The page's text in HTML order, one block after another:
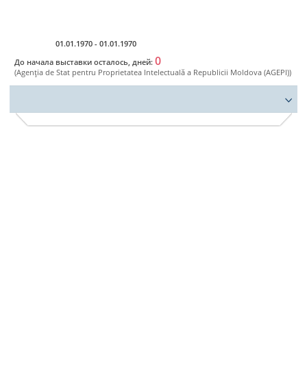
01.01.1970 - 01.01.1970
До начала выставки осталось, дней: 0
(Agenţia de Stat pentru Proprietatea Intelectuală a Republicii Moldova (AGEPI))